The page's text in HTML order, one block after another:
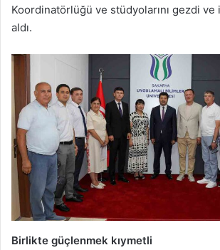
Koordinatörlüğü ve stüdyolarını gezdi
aldı.
Birlikte güçlenmek kıymetli